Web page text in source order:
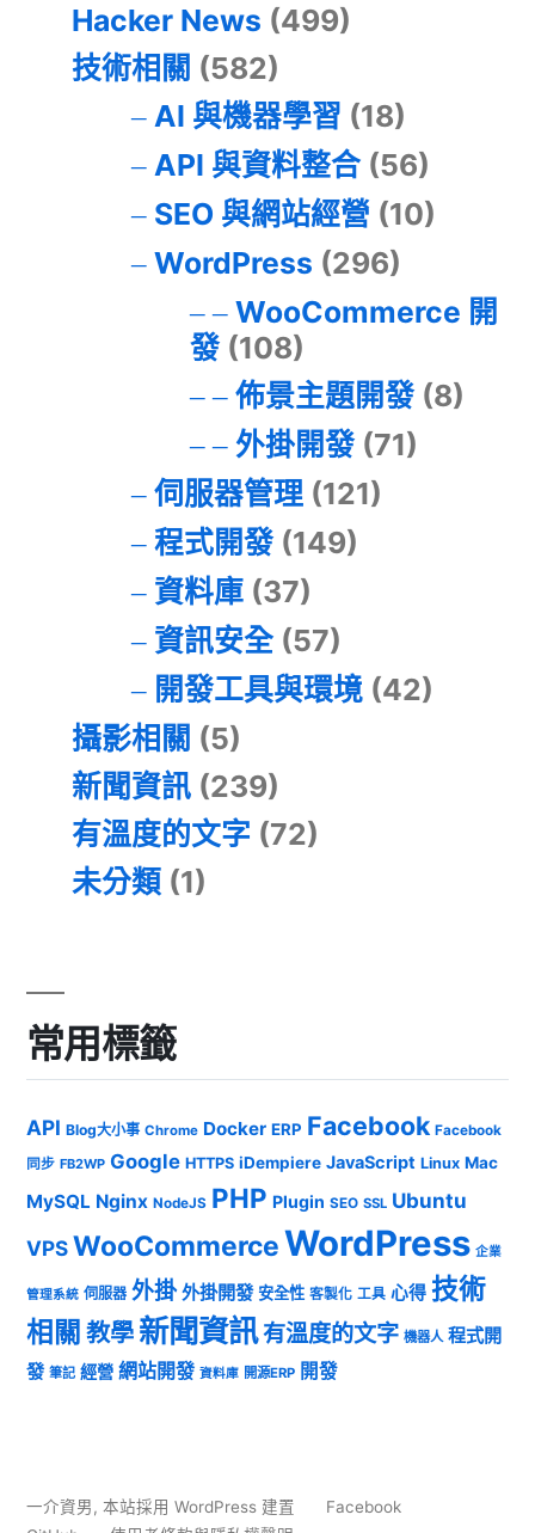
Hacker News (499)
技術相關 (582)
AI 與機器學習 (18)
API 與資料整合(56)
SEO 與網站經營 (10)
WordPress (296)
WooCommerce 開
發(108)
佈景主題開發(8)
外掛開發(71)
伺服器管理(121)
程式開發(149)
資料庫(37)
資訊安全(57)
開發工具與環境(42)
攝影相關 (5)
新聞資訊 (239)
有溫度的文字 (72)
未分類 (1)
常用標籤
API Blog大小事 Chrome Docker ERP Facebook Facebook
同步 FB2WP Google HTTPS iDempiere JavaScript Linux Mac
MySQL Nginx NodeJS PHP Plugin SEO SSL Ubuntu
VPSWooCommerceWordPress 企業
管理系統 伺服器 外掛 外掛開發 安全性 客製化 工具 心得 技術
相關 教學 新聞資訊有溫度的文字 機器人 程式開
發 筆記 經營 網站開發 資料庫 開源ERP 開發
一介資男, 本站採用 WordPress 建置
Facebook